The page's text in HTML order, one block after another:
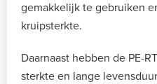
gemakkelijk te gebruiken
kruipsterkte.
Daarnaast hebben de PE-
sterkte en lange